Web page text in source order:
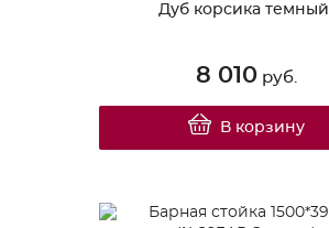
Дуб корсика
8 010 руб.
В корзину